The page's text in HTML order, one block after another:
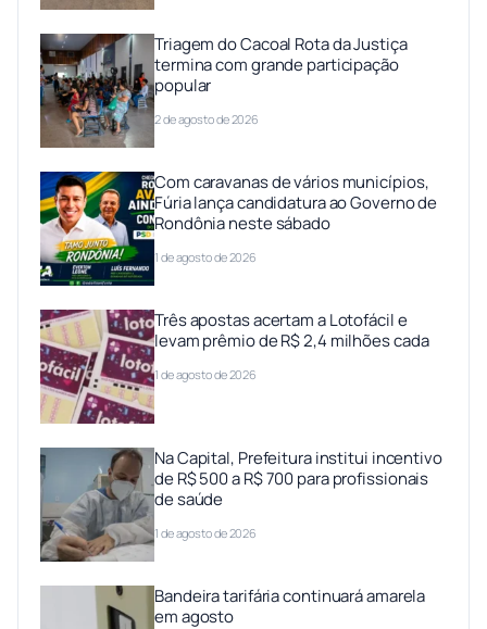
Triagem do Cacoal Rota da Justiça
termina com grande participação
popular
2 de agosto de 2026
Com caravanas de vários municípios,
Fúria lança candidatura ao Governo de
Rondônia neste sábado
1 de agosto de 2026
Três apostas acertam a Lotofácil e
levam prêmio de R$ 2,4 milhões cada
1 de agosto de 2026
Na Capital, Prefeitura institui incentivo
de R$ 500 a R$ 700 para profissionais
de saúde
1 de agosto de 2026
Bandeira tarifária continuará amarela
em agosto